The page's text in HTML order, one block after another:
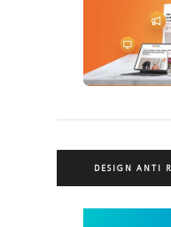
DESIGN ANTI